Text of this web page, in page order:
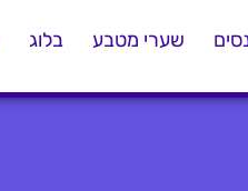
שערי מטבע בלוג